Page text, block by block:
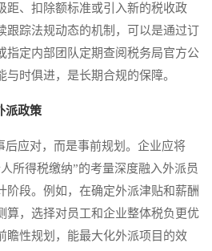
距、扣除额标准或引入新的税收政
跟踪法规动态的机制，可以是通过订
指定内部团队定期查阅税务局官方公
时俱进，是长期合规的保障。
派政策
应对，而是事前规划。企业应将
所得税缴纳”的考量深度融入外派员
阶段。例如，在确定外派津贴和薪酬
算，选择对员工和企业整体税负更优
瞻性规划，能最大化外派项目的效